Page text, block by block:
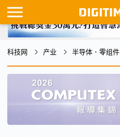
科技网 产业 半导体．零组件